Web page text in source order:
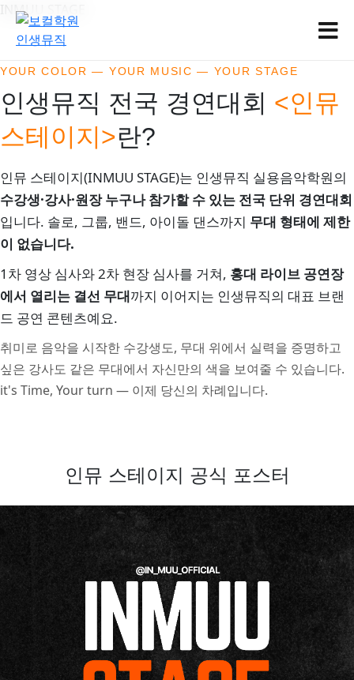
인
뮤
스
테
이
지
INMUU
STAGE
|
인
생
뮤
직
전
국
안
내
(수
강
·
INMUU STAGE
YOUR COLOR — YOUR MUSIC — YOUR STAGE
인생뮤직 전국 경연대회 <인뮤
스테이지>란?
인뮤 스테이지(INMUU STAGE)는 인생뮤직 실용음악학원의
수강생·강사·원장 누구나 참가할 수 있는 전국 단위 경연대회
입니다. 솔로, 그룹, 밴드, 아이돌 댄스까지 무대 형태에 제한
이 없습니다.
1차 영상 심사와 2차 현장 심사를 거쳐, 홍대 라이브 공연장
에서 열리는 결선 무대까지 이어지는 인생뮤직의 대표 브랜
드 공연 콘텐츠예요.
취미로 음악을 시작한 수강생도, 무대 위에서 실력을 증명하고
싶은 강사도 같은 무대에서 자신만의 색을 보여줄 수 있습니다.
it's Time, Your turn — 이제 당신의 차례입니다.
인뮤 스테이지 공식 포스터